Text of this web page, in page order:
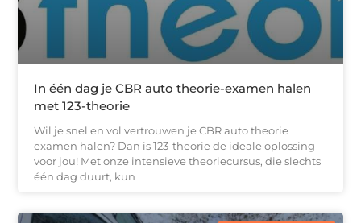
In één dag je CBR auto theorie-examen halen
met 123-theorie
Wil je snel en vol vertrouwen je CBR auto theorie
examen halen? Dan is 123-theorie de ideale oplossing
voor jou! Met onze intensieve theoriecursus, die slechts
één dag duurt, kun